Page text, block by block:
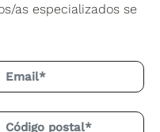
as especializados se